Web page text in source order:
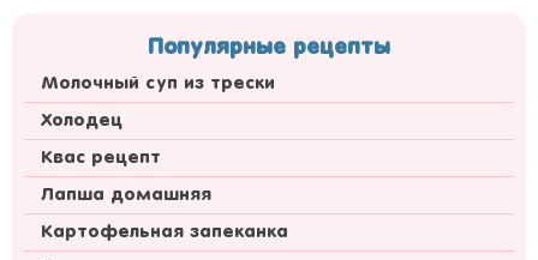
Популярные рецепты
Молочный суп из трески
Холодец
Квас рецепт
Лапша домашняя
Картофельная запеканка